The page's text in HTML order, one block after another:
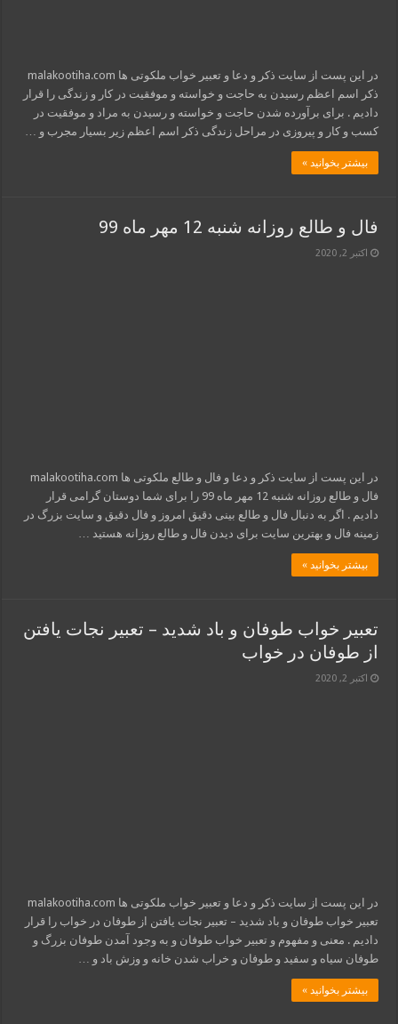
در این پست از سایت ذکر و دعا و تعبیر خواب ملکوتی ها malakootiha.com
ذکر اسم اعظم رسیدن به حاجت و خواسته و موفقیت در کار و زندگی را قرار
دادیم . برای برآورده شدن حاجت و خواسته و رسیدن به مراد و موفقیت در
کسب و کار و پیروزی در مراحل زندگی ذکر اسم اعظم زیر بسیار مجرب و …
بیشتر بخوانید »
فال و طالع روزانه شنبه 12 مهر ماه 99
اکتبر 2, 2020
در این پست از سایت ذکر و دعا و فال و طالع ملکوتی ها malakootiha.com
فال و طالع روزانه شنبه 12 مهر ماه 99 را برای شما دوستان گرامی قرار
دادیم . اگر به دنبال فال و طالع بینی دقیق امروز و فال دقیق و سایت بزرگ در
زمینه فال و بهترین سایت برای دیدن فال و طالع روزانه هستید …
بیشتر بخوانید »
تعبیر خواب طوفان و باد شدید – تعبیر نجات یافتن
از طوفان در خواب
اکتبر 2, 2020
در این پست از سایت ذکر و دعا و تعبیر خواب ملکوتی ها malakootiha.com
تعبیر خواب طوفان و باد شدید – تعبیر نجات یافتن از طوفان در خواب را قرار
دادیم . معنی و مفهوم و تعبیر خواب طوفان و به وجود آمدن طوفان بزرگ و
طوفان سیاه و سفید و طوفان و خراب شدن خانه و وزش باد و …
بیشتر بخوانید »